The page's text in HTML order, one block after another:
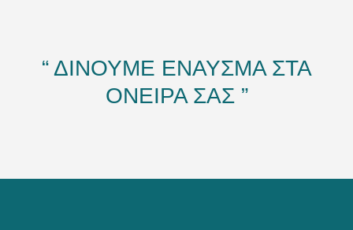
“ ΔΙΝΟΥΜΕ ΕΝΑΥΣΜΑ ΣΤΑ
ΟΝΕΙΡΑ ΣΑΣ ”